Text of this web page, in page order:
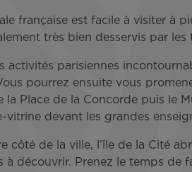
française est facile à visiter à
très bien desservis par
activités parisiennes
pourrez ensuite vous
la Place de la Concorde puis le
vitrine devant les grandes
côté de la ville, l’île de la Cité
à découvrir. Prenez le temps de